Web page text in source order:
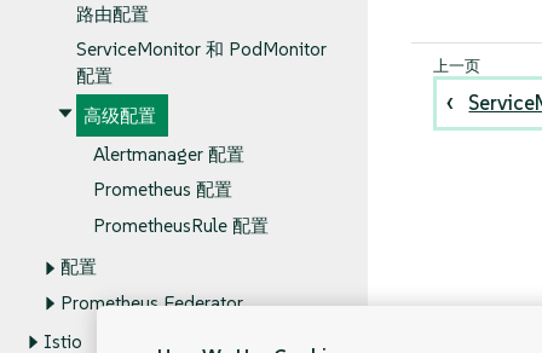
路由配置
ServiceMonitor 和 PodMonitor
配置
高级配置
Alertmanager 配置
Prometheus 配置
PrometheusRule 配置
配置
Prometheus Federator
Istio